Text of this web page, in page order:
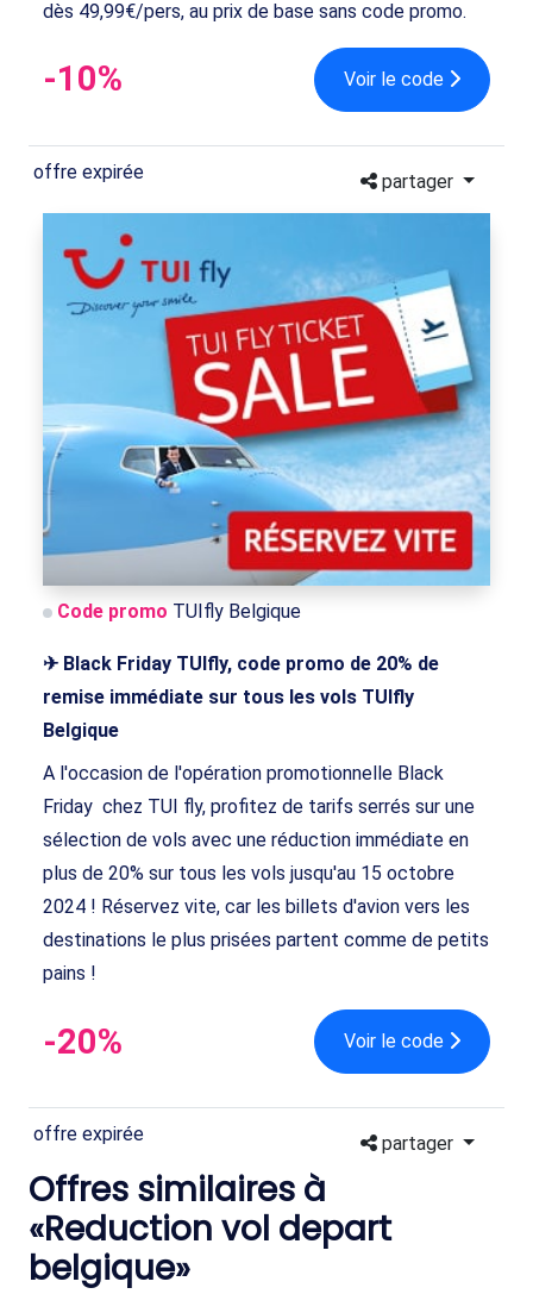
dès 49,99€/pers, au prix de base sans code promo.
-10% Voir le code
offre expirée partager
Code promo TUIfly Belgique
✈ Black Friday TUIfly, code promo de 20% de
remise immédiate sur tous les vols TUIfly
Belgique
A l'occasion de l'opération promotionnelle Black
Friday chez TUI fly, profitez de tarifs serrés sur une
sélection de vols avec une réduction immédiate en
plus de 20% sur tous les vols jusqu'au 15 octobre
2024 ! Réservez vite, car les billets d'avion vers les
destinations le plus prisées partent comme de petits
pains !
-20% Voir le code
offre expirée partager
Offres similaires à
«Reduction vol depart
belgique»